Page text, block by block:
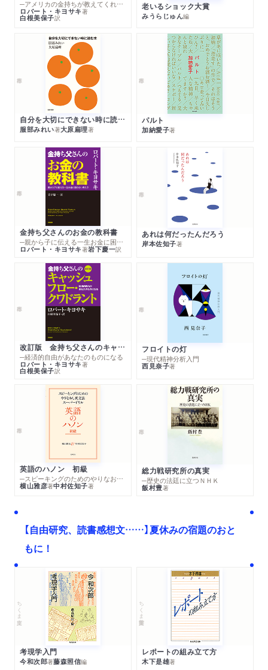
─アメリカの金持ちが教えてくれるお金の哲学
ロバート・キヨサキ著
白根美保子訳
老いるショック大賞
みうらじゅん編
自分を大切にできない時に読む本
服部みれい著大原扁理著
パルト
加納愛子著
金持ち父さんのお金の教科書
─親から子に伝える一生お金に困らない考え方
ロバート・キヨサキ著岩下慶一訳
あれは何だったんだろう
岸本佐知子著
改訂版 金持ち父さんのキャッシュフロー・クワドラント
─経済的自由があなたのものになる
ロバート・キヨサキ著
白根美保子訳
フロイトの灯
─現代精神分析入門
西見奈子著
英語のハノン 初級
─スピーキングのためのやりなおし英文法スーパードリル
横山雅彦著中村佐知子著
総力戦研究所の真実
─歴史の法廷に立つＮＨＫ
飯村豊著
【自由研究、読書感想文……】夏休みの宿題のおと
もに！
ちくま文庫
考現学入門
今和次郎著藤森照信編
ちくま学芸文庫
レポートの組み立て方
木下是雄著